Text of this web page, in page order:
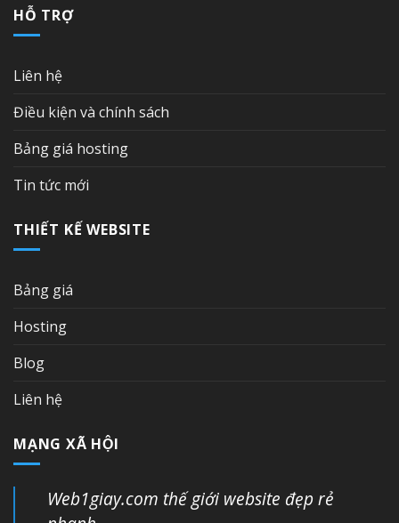
HỖ TRỢ
Liên hệ
Điều kiện và chính sách
Bảng giá hosting
Tin tức mới
THIẾT KẾ WEBSITE
Bảng giá
Hosting
Blog
Liên hệ
MẠNG XÃ HỘI
Web1giay.com thế giới website đẹp rẻ